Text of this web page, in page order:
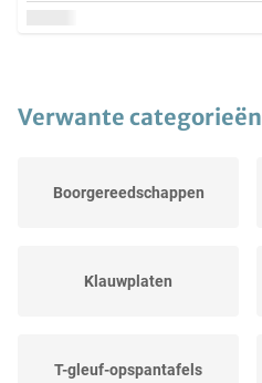
Verwante categorieën
Boorgereedschappen
Klauwplaten
T-gleuf-opspantafels